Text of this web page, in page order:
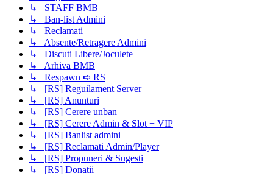
↳ STAFF BMB
↳ Ban-list Admini
↳ Reclamati
↳ Absente/Retragere Admini
↳ Discuti Libere/Joculete
↳ Arhiva BMB
↳ Respawn ➪ RS
↳ [RS] Reguilament Server
↳ [RS] Anunturi
↳ [RS] Cerere unban
↳ [RS] Cerere Admin & Slot + VIP
↳ [RS] Banlist admini
↳ [RS] Reclamati Admin/Player
↳ [RS] Propuneri & Sugesti
↳ [RS] Donatii